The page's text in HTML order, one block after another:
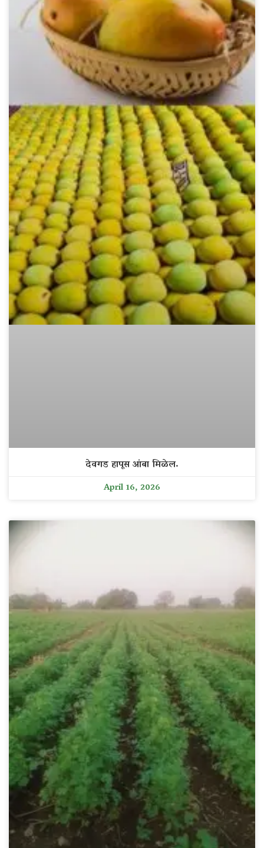
देवगड हापूस आंबा मिळेल.
April 16, 2026